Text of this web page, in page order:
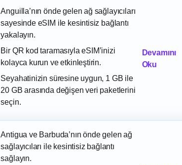
Anguilla’nın önde gelen ağ sağlayıcıları
sayesinde eSIM ile kesintisiz bağlantı
yakalayın.
Bir QR kod taramasıyla eSIM’inizi
kolayca kurun ve etkinleştirin.
Seyahatinizin süresine uygun, 1 GB ile
20 GB arasında değişen veri paketlerini
seçin.
Devamını
Oku
Antigua ve Barbuda’nın önde gelen ağ
sağlayıcıları ile kesintisiz bağlantı
sağlayın.